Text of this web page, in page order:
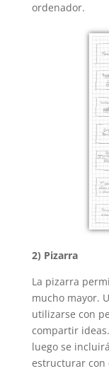
ordenador.
2) Pizarra
La pizarra
mucho mayor.
utilizarse con
compartir
luego se
estructurar con